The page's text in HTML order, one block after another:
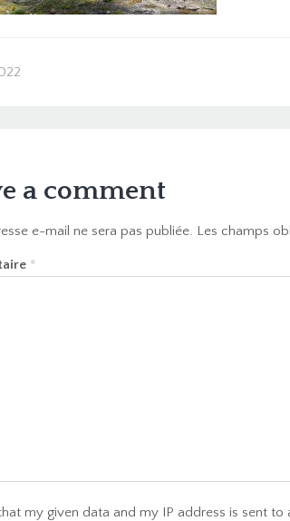
a comment
e-mail ne sera pas publiée. Les champs
*
my given data and my IP address is sent